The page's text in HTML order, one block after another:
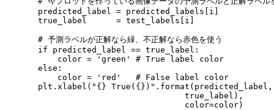
    predicted_label = predicted_labels[i]
    true_label      = test_labels[i]
    # 予測ラベルが正解なら緑、不正解なら赤色を使う
    if predicted_label == true_label:
        color = 'green' # True label color
    else:
        color = 'red'   # False label color
plt.xlabel("{}
                                  true_label),
                                  color=color)